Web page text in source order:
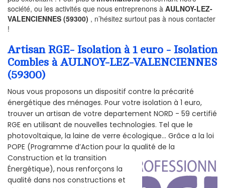
société, ou les activités que nous entreprenons à AULNOY-LEZ-
VALENCIENNES (59300) , n’hésitez surtout pas à nous contacter
!
Artisan RGE- Isolation à 1 euro - Isolation
Combles à AULNOY-LEZ-VALENCIENNES
(59300)
Nous vous proposons un dispositif contre la précarité
énergétique des ménages. Pour votre isolation à 1 euro,
trouver un artisan de votre departement NORD - 59 certifié
RGE en utilisant de nouvelles technologies. Tel que le
photovoltaïque, la laine de verre écologique... Grâce a la loi
POPE (Programme d’Action pour la qualité de la
Construction et la transition
Énergétique), nous renforçons la
qualité dans nos constructions et